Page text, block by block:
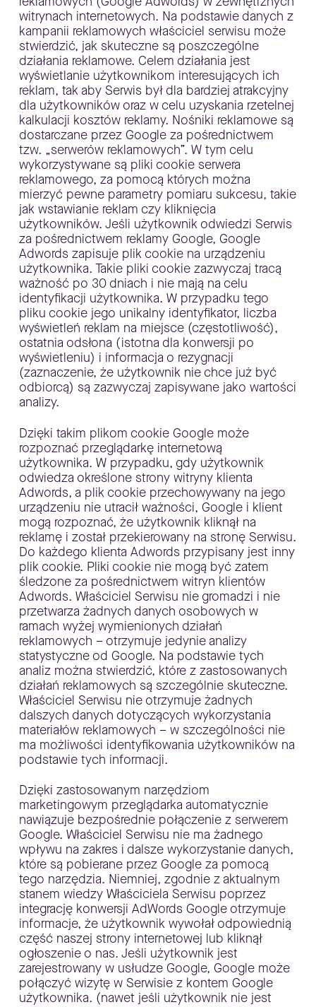
witrynach internetowych. Na podstawie danych z
kampanii reklamowych właściciel serwisu może
stwierdzić, jak skuteczne są poszczególne
działania reklamowe. Celem działania jest
wyświetlanie użytkownikom interesujących ich
reklam, tak aby Serwis był dla bardziej atrakcyjny
dla użytkowników oraz w celu uzyskania rzetelnej
kalkulacji kosztów reklamy. Nośniki reklamowe są
dostarczane przez Google za pośrednictwem
tzw. „serwerów reklamowych”. W tym celu
wykorzystywane są pliki cookie serwera
reklamowego, za pomocą których można
mierzyć pewne parametry pomiaru sukcesu, takie
jak wstawianie reklam czy kliknięcia
użytkowników. Jeśli użytkownik odwiedzi Serwis
za pośrednictwem reklamy Google, Google
Adwords zapisuje plik cookie na urządzeniu
użytkownika. Takie pliki cookie zazwyczaj tracą
ważność po 30 dniach i nie mają na celu
identyfikacji użytkownika. W przypadku tego
pliku cookie jego unikalny identyfikator, liczba
wyświetleń reklam na miejsce (częstotliwość),
ostatnia odsłona (istotna dla konwersji po
wyświetleniu) i informacja o rezygnacji
(zaznaczenie, że użytkownik nie chce już być
odbiorcą) są zazwyczaj zapisywane jako wartości
analizy.
Dzięki takim plikom cookie Google może
rozpoznać przeglądarkę internetową
użytkownika. W przypadku, gdy użytkownik
odwiedza określone strony witryny klienta
Adwords, a plik cookie przechowywany na jego
urządzeniu nie utracił ważności, Google i klient
mogą rozpoznać, że użytkownik kliknął na
reklamę i został przekierowany na stronę Serwisu.
Do każdego klienta Adwords przypisany jest inny
plik cookie. Pliki cookie nie mogą być zatem
śledzone za pośrednictwem witryn klientów
Adwords. Właściciel Serwisu nie gromadzi i nie
przetwarza żadnych danych osobowych w
ramach wyżej wymienionych działań
reklamowych – otrzymuje jedynie analizy
statystyczne od Google. Na podstawie tych
analiz można stwierdzić, które z zastosowanych
działań reklamowych są szczególnie skuteczne.
Właściciel Serwisu nie otrzymuje żadnych
dalszych danych dotyczących wykorzystania
materiałów reklamowych – w szczególności nie
ma możliwości identyfikowania użytkowników na
podstawie tych informacji.
Dzięki zastosowanym narzędziom
marketingowym przeglądarka automatycznie
nawiązuje bezpośrednie połączenie z serwerem
Google. Właściciel Serwisu nie ma żadnego
wpływu na zakres i dalsze wykorzystanie danych,
które są pobierane przez Google za pomocą
tego narzędzia. Niemniej, zgodnie z aktualnym
stanem wiedzy Właściciela Serwisu poprzez
integrację konwersji AdWords Google otrzymuje
informacje, że użytkownik wywołał odpowiednią
część naszej strony internetowej lub kliknął
ogłoszenie o nas. Jeśli użytkownik jest
zarejestrowany w usłudze Google, Google może
połączyć wizytę w Serwisie z kontem Google
użytkownika. (nawet jeśli użytkownik nie jest